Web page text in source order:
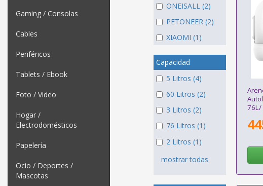
Gaming / Consolas
Cables
Periféricos
Tablets / Ebook
Foto / Video
Hogar /
Electrodomésticos
Papelería
Ocio / Deportes /
Mascotas
ONEISALL (2)
PETONEER (2)
XIAOMI (1)
Capacidad
5 Litros (4)
60 Litros (2)
3 Litros (2)
76 Litros (1)
2 Litros (1)
mostrar todas
76L/